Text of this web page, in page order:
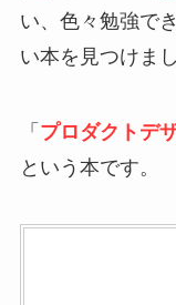
い、色々勉強で
い本を見つけまし
「 プロダクトデ
という本です。